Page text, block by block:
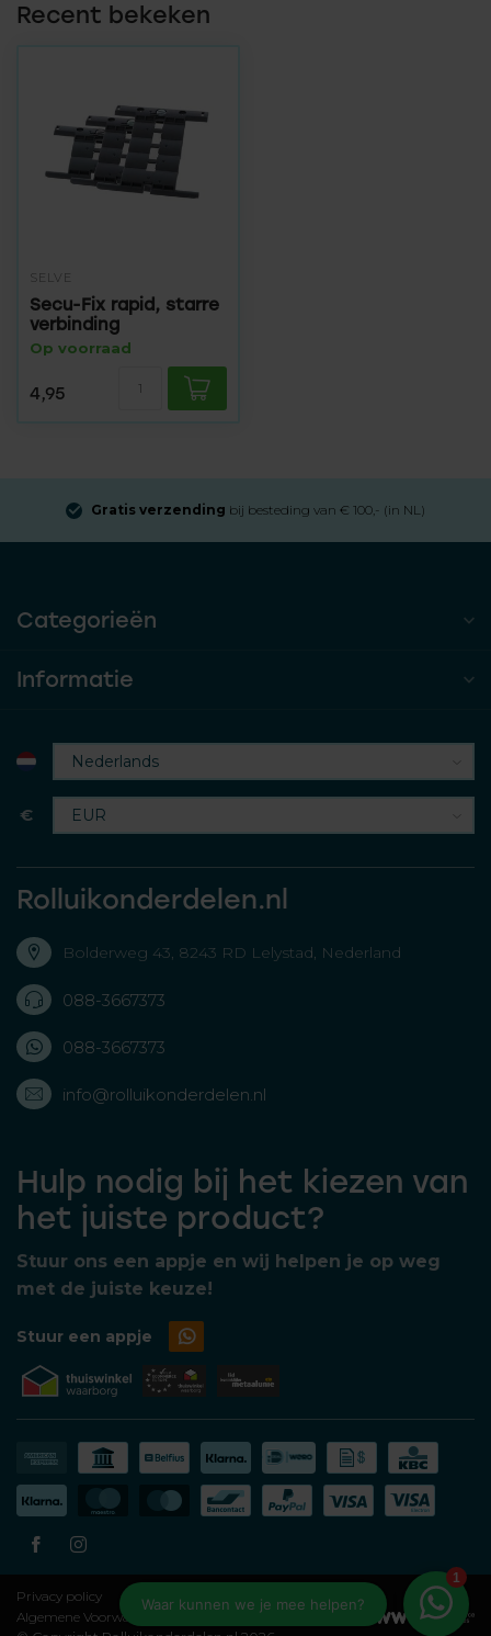
Recent bekeken
SELVE
Secu-Fix rapid, starre
verbinding
Op voorraad
4,95
100,- (in NL) Aangesloten bijThuiswinkel
Categorieën
Informatie
€
Rolluikonderdelen.nl
Bolderweg 43, 8243 RD Lelystad, Nederland
088-3667373
088-3667373
info@rolluikonderdelen.nl
Hulp nodig bij het kiezen van
het juiste product?
Stuur ons een appje en wij helpen je op weg
met de juiste keuze!
Stuur een appje
Privacy policy
Algemene Voorwaarden